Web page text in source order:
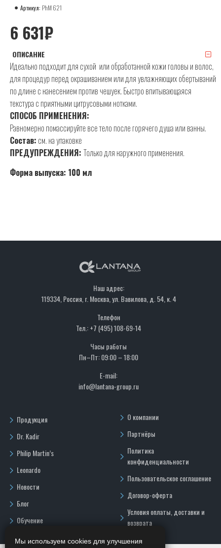
Артикул: PhM 621
6 631₽
ОПИСАНИЕ
Идеально подходит для сухой или обработанной кожи головы и волос,
для процедур перед окрашиванием или для увлажняющих обертываний
по длине с нанесением против чешуек. Быстро впитывающаяся
текстура с приятными цитрусовыми нотками.
СПОСОБ ПРИМЕНЕНИЯ:
Равномерно помассируйте все тело после горячего душа или ванны.
Состав: см. на упаковке
ПРЕДУПРЕЖДЕНИЯ: Только для наружного применения.
Форма выпуска: 100 мл
Наш адрес:
119334, Россия, г. Москва, ул. Вавилова, д. 54, к. 4
Телефон
Тел.: +7 (495) 108-69-14
Часы работы
Пн–Пт: 09:00 – 18:00
E-mail:
info@lantana-group.ru
Продукция
Dr. Kadir
Philip Martin’s
Leonardo
Новости
Блог
Обучение
О компании
Партнёры
Политика
конфиденциальности
Пользовательское соглашение
Договор-оферта
Условия оплаты, доставки и
возврата
Мы используем cookies для улучшения